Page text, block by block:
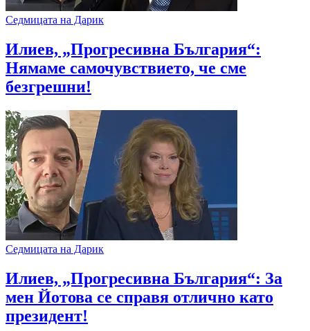
Седмицата на Дарик
Илиев, „Прогресивна България“:
Нямаме самочувствието, че сме
безгрешни!
Седмицата на Дарик
Илиев, „Прогресивна България“: За
мен Йотова се справя отлично като
президент!